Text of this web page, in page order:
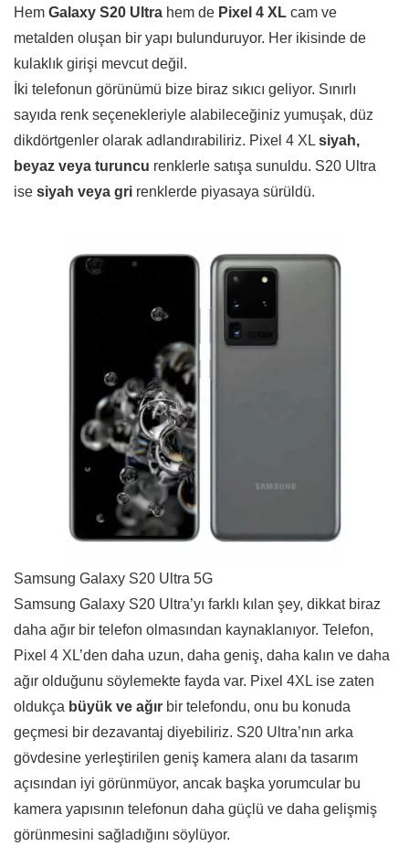
Hem Galaxy S20 Ultra hem de Pixel 4 XL cam ve
metalden oluşan bir yapı bulunduruyor. Her ikisinde de
kulaklık girişi mevcut değil.
İki telefonun görünümü bize biraz sıkıcı geliyor. Sınırlı
sayıda renk seçenekleriyle alabileceğiniz yumuşak, düz
dikdörtgenler olarak adlandırabiliriz. Pixel 4 XL siyah,
beyaz veya turuncu renklerle satışa sunuldu. S20 Ultra
ise siyah veya gri renklerde piyasaya sürüldü.
Samsung Galaxy S20 Ultra 5G
Samsung Galaxy S20 Ultra’yı farklı kılan şey, dikkat biraz
daha ağır bir telefon olmasından kaynaklanıyor. Telefon,
Pixel 4 XL’den daha uzun, daha geniş, daha kalın ve daha
ağır olduğunu söylemekte fayda var. Pixel 4XL ise zaten
oldukça büyük ve ağır bir telefondu, onu bu konuda
geçmesi bir dezavantaj diyebiliriz. S20 Ultra’nın arka
gövdesine yerleştirilen geniş kamera alanı da tasarım
açısından iyi görünmüyor, ancak başka yorumcular bu
kamera yapısının telefonun daha güçlü ve daha gelişmiş
görünmesini sağladığını söylüyor.